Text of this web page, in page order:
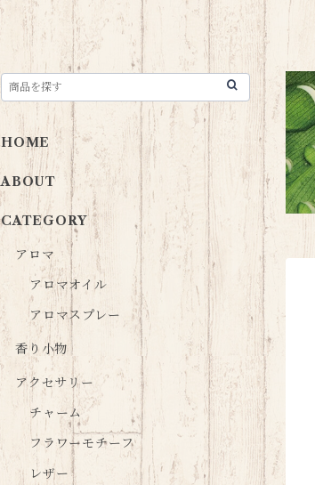
HOME
ABOUT
CATEGORY
アロマ
アロマオイル
アロマスプレー
香り小物
アクセサリー
チャーム
フラワーモチーフ
レザー